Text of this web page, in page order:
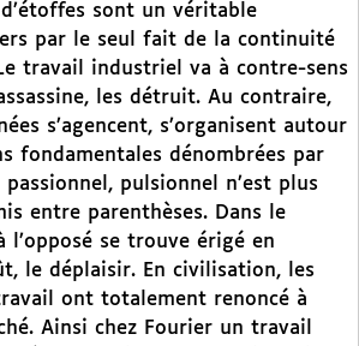
sont un véritable
par le seul fait de la continuité
travail industriel va à contre-sens
les détruit. Au contraire,
s’agencent, s’organisent autour
fondamentales dénombrées par
passionnel, pulsionnel n’est plus
entre parenthèses. Dans le
se trouve érigé en
le déplaisir. En civilisation, les
ont totalement renoncé à
Ainsi chez Fourier un travail